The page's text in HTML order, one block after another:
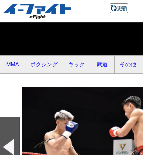
MMA ボクシング キック 武道 その他